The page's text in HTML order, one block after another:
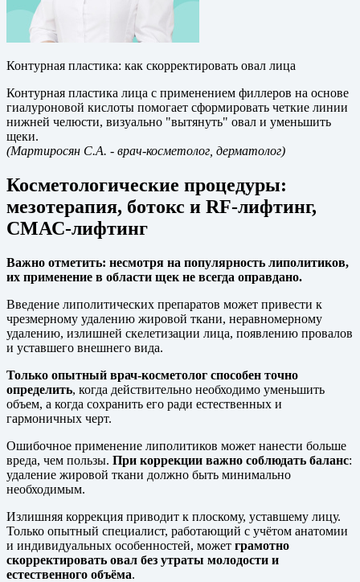
Контурная пластика: как скорректировать овал лица
Контурная пластика лица с применением филлеров на основе
гиалуроновой кислоты помогает сформировать четкие линии
нижней челюсти, визуально "вытянуть" овал и уменьшить
щеки.
(Мартиросян С.А. - врач-косметолог, дерматолог)
Косметологические процедуры:
мезотерапия, ботокс и RF-лифтинг,
СМАС-лифтинг
Важно отметить: несмотря на популярность липолитиков,
их применение в области щек не всегда оправдано.
Введение липолитических препаратов может привести к
чрезмерному удалению жировой ткани, неравномерному
удалению, излишней скелетизации лица, появлению провалов
и уставшего внешнего вида.
Только опытный врач-косметолог способен точно
определить, когда действительно необходимо уменьшить
объем, а когда сохранить его ради естественных и
гармоничных черт.
Ошибочное применение липолитиков может нанести больше
вреда, чем пользы. При коррекции важно соблюдать баланс:
удаление жировой ткани должно быть минимально
необходимым.
Излишняя коррекция приводит к плоскому, уставшему лицу.
Только опытный специалист, работающий с учётом анатомии
и индивидуальных особенностей, может грамотно
скорректировать овал без утраты молодости и
естественного объёма.